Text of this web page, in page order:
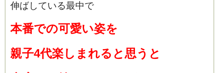
伸ばしている最中で
本番での可愛い姿を
親子4代楽しまれると思うと